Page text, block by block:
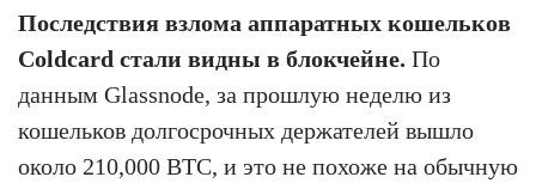
Последствия взлома аппаратных кошельков
Coldcard стали видны в блокчейне. По
данным Glassnode, за прошлую неделю из
кошельков долгосрочных держателей вышло
около 210,000 BTC, и это не похоже на обычную